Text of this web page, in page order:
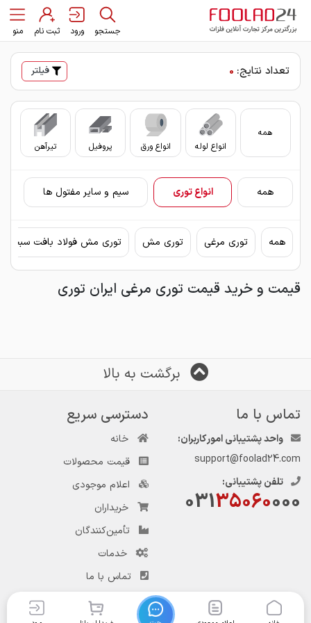
جستجو ورود ثبت نام منو
تعداد نتایج: 0 فیلتر
همه
انواع لوله
انواع ورق پروفیل تیرآهن
همه انواع توری سیم و سایر مفتول ها
همه توری مرغی توری مش توری مش فولاد بافت سبحان
قیمت و خرید قیمت توری مرغی ایران توری
برگشت به بالا
تماس با ما
واحد پشتیبانی امور کاربران:
support@foolad24.com
تلفن پشتیبانی:
03135060000
دسترسی سریع
خانه
قیمت محصولات
اعلام موجودی
خریداران
تأمین‌کنندگان
خدمات
تماس با ما